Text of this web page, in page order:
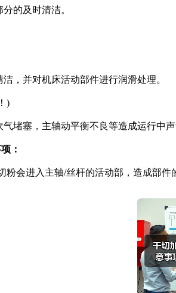
的及时清洁。
并对机床活动部件进行润滑处理。
)
塞，主轴动平衡不良等造成运行中声
：
进入主轴/丝杆的活动部，造成部件